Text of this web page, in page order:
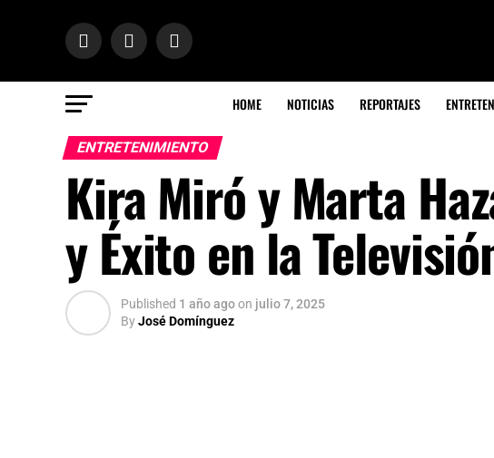
HOME NOTICIAS REPORTAJES
ENTRETENIMIENTO
Kira Miró y Marta
y Éxito en la
Published 1 año agoon julio 7, 2025
ByJosé Domínguez